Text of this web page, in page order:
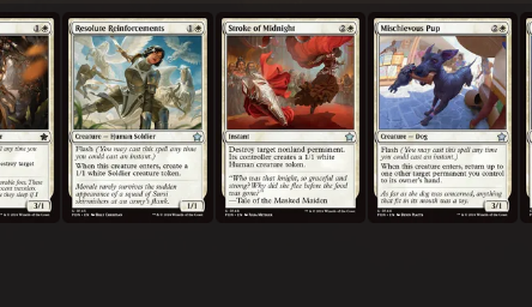
단호한 원군 자정의 일격 장난기많은 강아지